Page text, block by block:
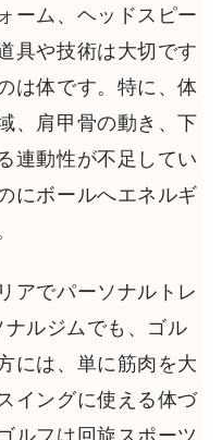
ーム、ヘッドスピー
具や技術は大切です
は体です。特に、体
、肩甲骨の動き、下
連動性が不足してい
にボールへエネルギ
アでパーソナルトレ
ルジムでも、ゴル
には、単に筋肉を大
イングに使える体づ